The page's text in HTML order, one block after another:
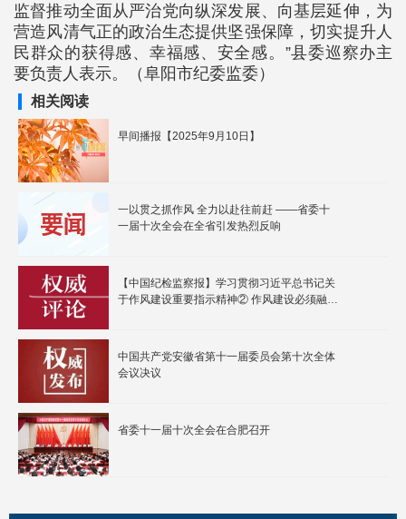
监督推动全面从严治党向纵深发展、向基层延伸，为
营造风清气正的政治生态提供坚强保障，切实提升人
民群众的获得感、幸福感、安全感。”县委巡察办主
要负责人表示。（阜阳市纪委监委）
相关阅读
早间播报【2025年9月10日】
一以贯之抓作风 全力以赴往前赶 ——省委十
一届十次全会在全省引发热烈反响
【中国纪检监察报】学习贯彻习近平总书记关
于作风建设重要指示精神② 作风建设必须融入
中国共产党安徽省第十一届委员会第十次全体
会议决议
省委十一届十次全会在合肥召开